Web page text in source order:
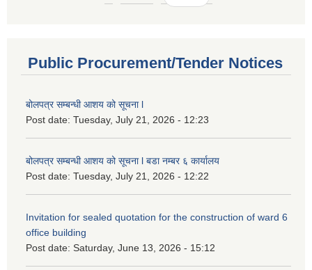
Public Procurement/Tender Notices
बोलपत्र सम्बन्धी आशय को सूचना l
Post date: Tuesday, July 21, 2026 - 12:23
बोलपत्र सम्बन्धी आशय को सूचना l बडा नम्बर ६ कार्यालय
Post date: Tuesday, July 21, 2026 - 12:22
Invitation for sealed quotation for the construction of ward 6
office building
Post date: Saturday, June 13, 2026 - 15:12